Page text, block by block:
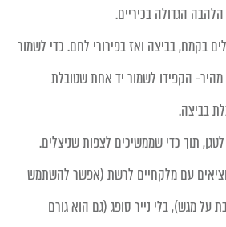
הגדולה בכיריים.
בקמח, בביצה ואז בפירורי לחם. כדי לשמור
מהיר- הקפידו לשמור יד אחת שטובלת
בביצה.
תוך כדי שממשיכים לצפות שניצלים.
עם מלקחיים לרשת (אפשר להשתמש
על מגש), בלי נייר סופג (גם הוא גורם